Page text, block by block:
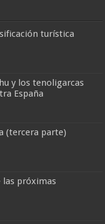
turística
y los tenoligarcas
España
(tercera parte)
las próximas